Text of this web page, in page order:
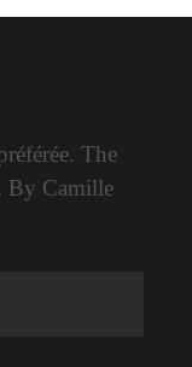
The
By Camille